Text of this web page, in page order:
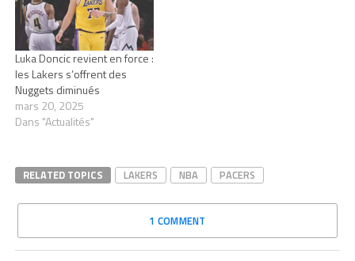
Luka Doncic revient en force :
les Lakers s’offrent des
Nuggets diminués
mars 20, 2025
Dans "Actualités"
RELATED TOPICS LAKERS NBA PACERS
1 COMMENT